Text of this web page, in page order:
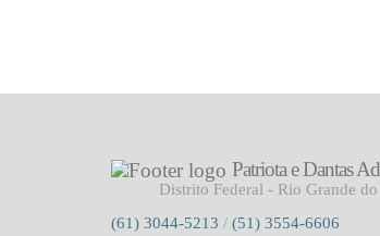
Patriota e Dantas
Distrito Federal - Rio Grande
(61) 3044-5213 / (51) 3554-6606